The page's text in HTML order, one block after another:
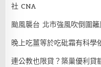
社 CNA
颱風襲台 北市強風吹倒圍
晚上吃薑等於吃砒霜有科學
連公教也限貸？築巢優利